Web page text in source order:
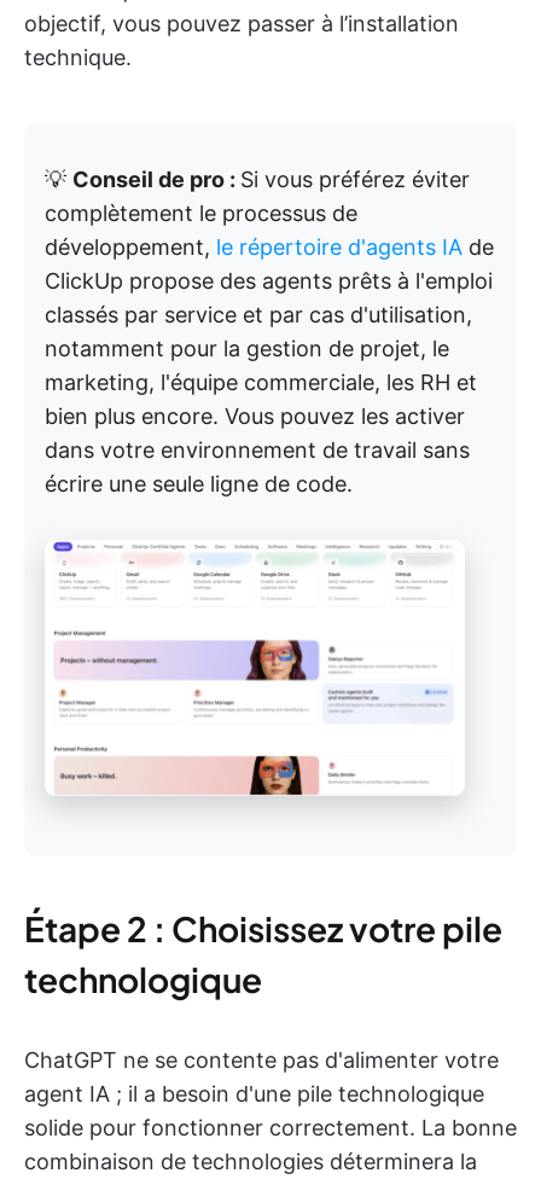
objectif, vous pouvez passer à l’installation
technique.
💡 Conseil de pro : Si vous préférez éviter
complètement le processus de
développement, le répertoire d'agents IA de
ClickUp propose des agents prêts à l'emploi
classés par service et par cas d'utilisation,
notamment pour la gestion de projet, le
marketing, l'équipe commerciale, les RH et
bien plus encore. Vous pouvez les activer
dans votre environnement de travail sans
écrire une seule ligne de code.
Étape 2 : Choisissez votre pile
technologique
ChatGPT ne se contente pas d'alimenter votre
agent IA ; il a besoin d'une pile technologique
solide pour fonctionner correctement. La bonne
combinaison de technologies déterminera la